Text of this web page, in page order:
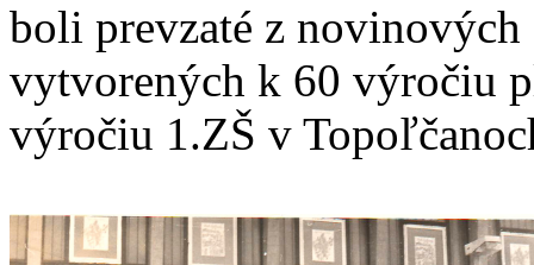
boli prevzaté z
vytvorených k 60 výročiu
výročiu 1.ZŠ v